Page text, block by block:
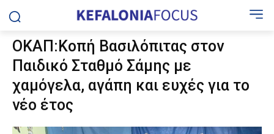
ΟΚΑΠ:Κοπή Βασιλόπιτας στον
Παιδικό Σταθμό Σάμης με
χαμόγελα, αγάπη και ευχές για το
νέο έτος